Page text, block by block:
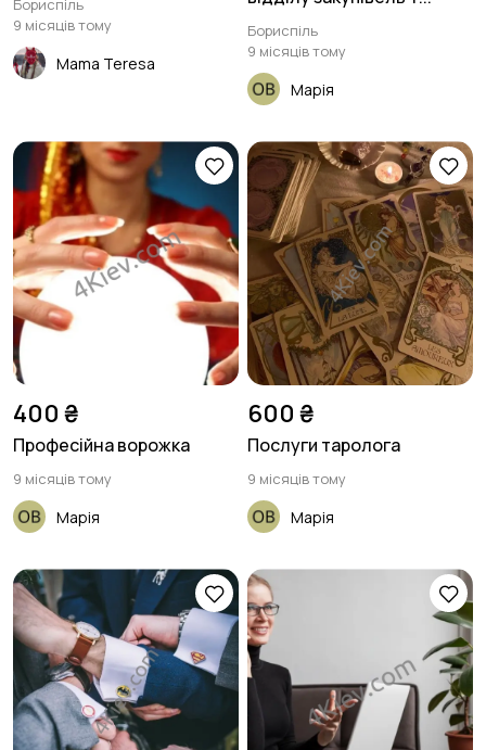
Бориспіль
9 місяців тому
Mama Teresa
Бориспіль
9 місяців тому
Марія
400 ₴
Професійна ворожка
9 місяців тому
Марія
600 ₴
Послуги таролога
9 місяців тому
Марія